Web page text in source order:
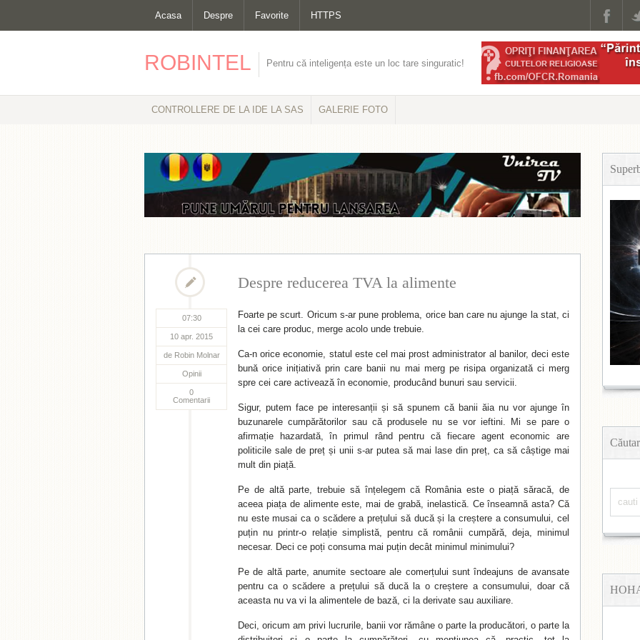
Acasa Despre Favorite HTTPS
ROBINTEL Pentru că inteligența este un loc tare singuratic!
CONTROLLERE DE LA IDE LA SAS GALERIE FOTO
07:30
10 apr. 2015
de Robin Molnar
Opinii
0
Comentarii
Despre reducerea TVA la alimente
Foarte pe scurt. Oricum s-ar pune problema, orice ban care nu ajunge la stat, ci
la cei care produc, merge acolo unde trebuie.
Ca-n orice economie, statul este cel mai prost administrator al banilor, deci este
bună orice inițiativă prin care banii nu mai merg pe risipa organizată ci merg
spre cei care activează în economie, producând bunuri sau servicii.
Sigur, putem face pe interesanții și să spunem că banii ăia nu vor ajunge în
buzunarele cumpărătorilor sau că produsele nu se vor ieftini. Mi se pare o
afirmație hazardată, în primul rând pentru că fiecare agent economic are
politicile sale de preț și unii s-ar putea să mai lase din preț, ca să câștige mai
mult din piață.
Pe de altă parte, trebuie să înțelegem că România este o piață săracă, de
aceea piața de alimente este, mai de grabă, inelastică. Ce înseamnă asta? Că
nu este musai ca o scădere a prețului să ducă și la creștere a consumului, cel
puțin nu printr-o relație simplistă, pentru că românii cumpără, deja, minimul
necesar. Deci ce poți consuma mai puțin decât minimul minimului?
Pe de altă parte, anumite sectoare ale comerțului sunt îndeajuns de avansate
pentru ca o scădere a prețului să ducă la o creștere a consumului, doar că
aceasta nu va vi la alimentele de bază, ci la derivate sau auxiliare.
Deci, oricum am privi lucrurile, banii vor rămâne o parte la producători, o parte la